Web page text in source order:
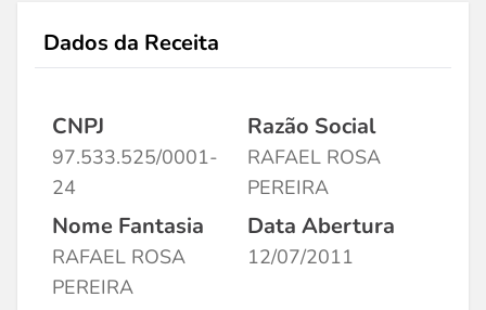
Dados da Receita
CNPJ
97.533.525/0001-
24
Razão Social
RAFAEL ROSA
PEREIRA
Nome Fantasia
RAFAEL ROSA
PEREIRA
Data Abertura
12/07/2011